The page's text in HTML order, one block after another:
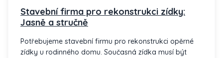
Stavební firma pro rekonstrukci zídky:
Jasně a stručně
Potřebujeme stavební firmu pro rekonstrukci opěrné
zídky u rodinného domu. Současná zídka musí být